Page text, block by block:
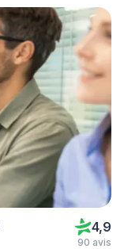
4,9
90 avis